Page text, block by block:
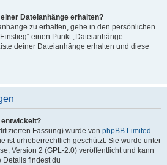
Dateianhänge erhalten?
zu erhalten, gehe in den persönlichen
einen Punkt „Dateianhänge
deiner Dateianhänge erhalten und diese
entwickelt?
Fassung) wurde von phpBB Limited
ist urheberrechtlich geschützt. Sie wurde unter
Version 2 (GPL-2.0) veröffentlicht und kann
Details findest du